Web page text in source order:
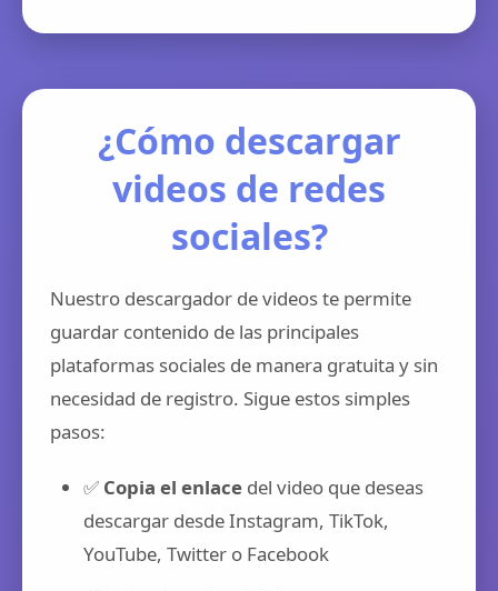
¿Cómo descargar
videos de redes
sociales?
Nuestro descargador de videos te permite
guardar contenido de las principales
plataformas sociales de manera gratuita y sin
necesidad de registro. Sigue estos simples
pasos:
✅ Copia el enlace del video que deseas
descargar desde Instagram, TikTok,
YouTube, Twitter o Facebook